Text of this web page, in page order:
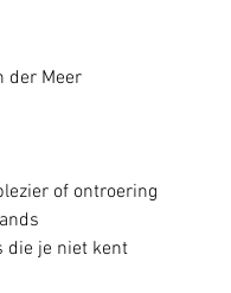
der Meer
of ontroering
die je niet kent